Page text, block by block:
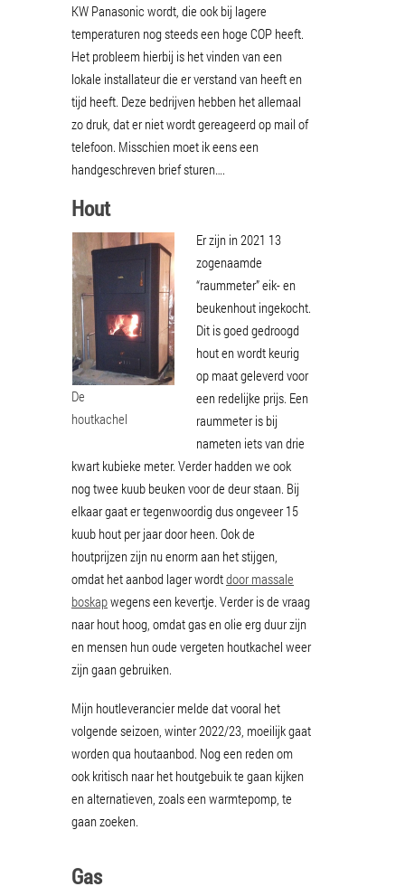
KW Panasonic wordt, die ook bij lagere
temperaturen nog steeds een hoge COP heeft.
Het probleem hierbij is het vinden van een
lokale installateur die er verstand van heeft en
tijd heeft. Deze bedrijven hebben het allemaal
zo druk, dat er niet wordt gereageerd op mail of
telefoon. Misschien moet ik eens een
handgeschreven brief sturen….
Hout
De
houtkachel
Er zijn in 2021 13
zogenaamde
“raummeter” eik- en
beukenhout ingekocht.
Dit is goed gedroogd
hout en wordt keurig
op maat geleverd voor
een redelijke prijs. Een
raummeter is bij
nameten iets van drie
kwart kubieke meter. Verder hadden we ook
nog twee kuub beuken voor de deur staan. Bij
elkaar gaat er tegenwoordig dus ongeveer 15
kuub hout per jaar door heen. Ook de
houtprijzen zijn nu enorm aan het stijgen,
omdat het aanbod lager wordtdoor massale
boskapwegens een kevertje. Verder is de vraag
naar hout hoog, omdat gas en olie erg duur zijn
en mensen hun oude vergeten houtkachel weer
zijn gaan gebruiken.
Mijn houtleverancier melde dat vooral het
volgende seizoen, winter 2022/23, moeilijk gaat
worden qua houtaanbod. Nog een reden om
ook kritisch naar het houtgebuik te gaan kijken
en alternatieven, zoals een warmtepomp, te
gaan zoeken.
Gas